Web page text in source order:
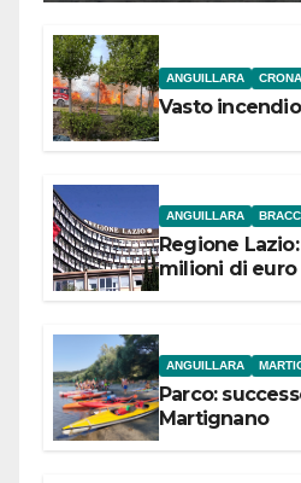
ANGUILLARA
Vasto
ANGUILLARA
Regione
milioni di euro
ANGUILLARA
Parco:
Martignano